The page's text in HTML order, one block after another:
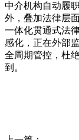
中介机构自动履
外，叠加法律层
一体化贯通式法
感化，正在外部
全周期管控，杜
到。